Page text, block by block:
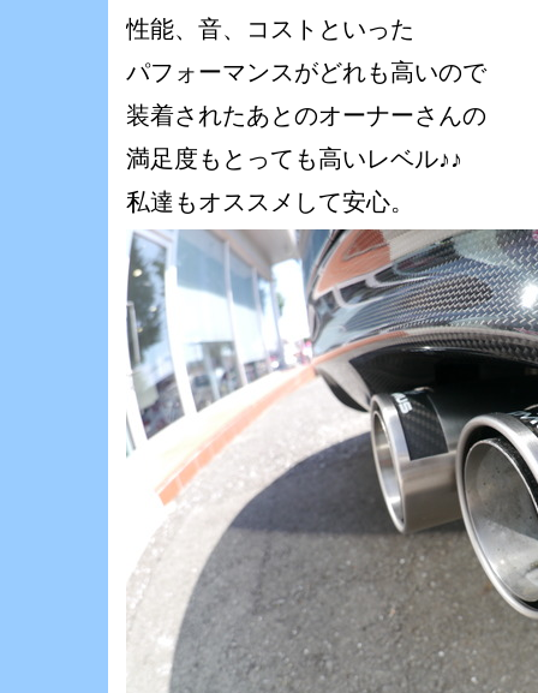
性能、音、コストといった
パフォーマンスがどれも高いので
装着されたあとのオーナーさんの
満足度もとっても高いレベル♪♪
私達もオススメして安心。